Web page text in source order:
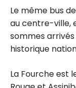
Le même bus
au centre-ville,
sommes
historique
La Fourche est